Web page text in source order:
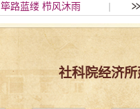
筚路蓝缕 栉风沐雨
|
社科院经济